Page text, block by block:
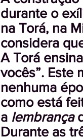
durante o
na Torá, na
considera
A Torá
vocês”. Este
nenhuma
como está
a lembrança
Durante as